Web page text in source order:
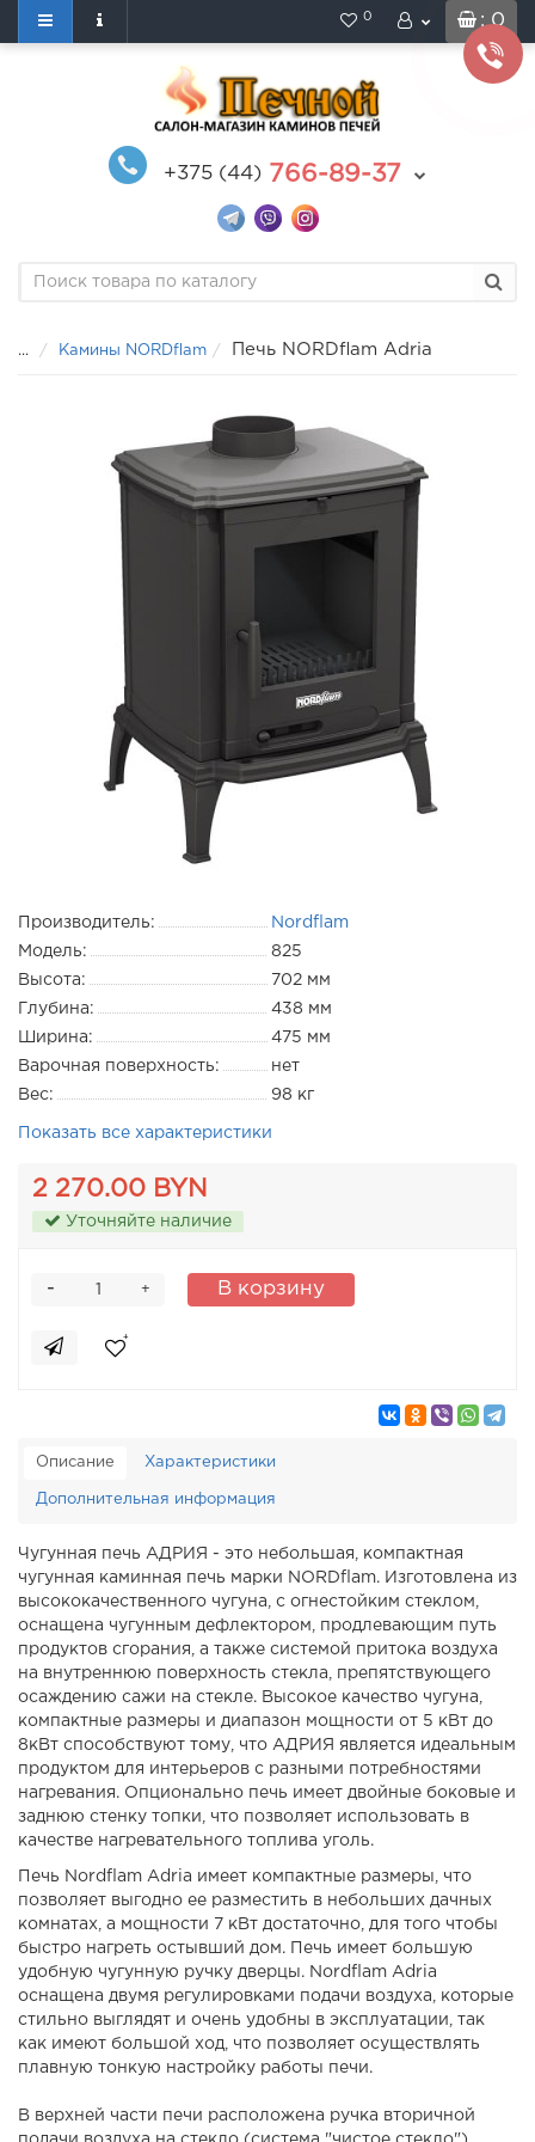
: 0
0
+375 (44) 766-89-37
... Камины NORDflam Печь NORDflam Adria
Производитель:
Nordflam
Модель:
825
Высота:
702 мм
Глубина:
438 мм
Ширина:
475 мм
Варочная поверхность:
нет
Вес:
98 кг
Показать все характеристики
2 270.00 BYN
Уточняйте наличие
+
- В корзину
Описание Характеристики
Дополнительная информация
Чугунная печь АДРИЯ - это небольшая, компактная
чугунная каминная печь марки NORDflam. Изготовлена из
высококачественного чугуна, с огнестойким стеклом,
оснащена чугунным дефлектором, продлевающим путь
продуктов сгорания, а также системой притока воздуха
на внутреннюю поверхность стекла, препятствующего
осаждению сажи на стекле. Высокое качество чугуна,
компактные размеры и диапазон мощности от 5 кВт до
8кВт способствуют тому, что АДРИЯ является идеальным
продуктом для интерьеров с разными потребностями
нагревания. Опционально печь имеет двойные боковые и
заднюю стенку топки, что позволяет использовать в
качестве нагревательного топлива уголь.
Печь Nordflam Adria имеет компактные размеры, что
позволяет выгодно ее разместить в небольших дачных
комнатах, а мощности 7 кВт достаточно, для того чтобы
быстро нагреть остывший дом. Печь имеет большую
удобную чугунную ручку дверцы. Nordflam Adria
оснащена двумя регулировками подачи воздуха, которые
стильно выглядят и очень удобны в эксплуатации, так
как имеют большой ход, что позволяет осуществлять
плавную тонкую настройку работы печи.
В верхней части печи расположена ручка вторичной